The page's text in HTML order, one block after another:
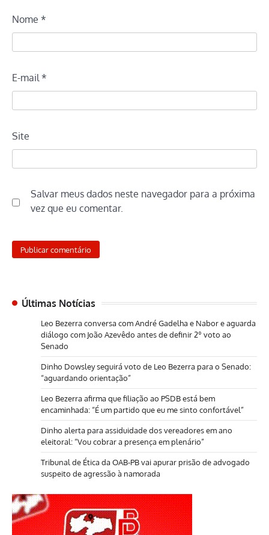
Nome *
E-mail *
Site
Salvar meus dados neste navegador para a próxima
vez que eu comentar.
Últimas Notícias
Leo Bezerra conversa com André Gadelha e Nabor e aguarda
diálogo com João Azevêdo antes de definir 2º voto ao
Senado
Dinho Dowsley seguirá voto de Leo Bezerra para o Senado:
“aguardando orientação”
Leo Bezerra afirma que filiação ao PSDB está bem
encaminhada: “É um partido que eu me sinto confortável”
Dinho alerta para assiduidade dos vereadores em ano
eleitoral: “Vou cobrar a presença em plenário”
Tribunal de Ética da OAB-PB vai apurar prisão de advogado
suspeito de agressão à namorada